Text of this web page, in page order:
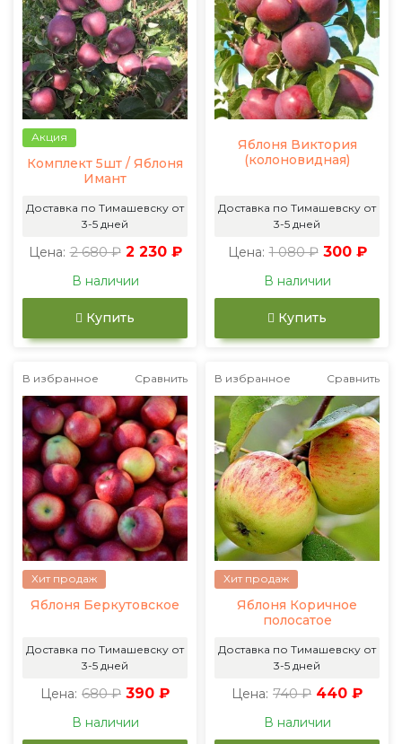
Акция
Комплект 5шт / Яблоня
Имант
Доставка по Тимашевску от
3-5 дней
Цена: 2 680 ₽ 2 230 ₽
В наличии
Купить
Яблоня Виктория
(колоновидная)
Доставка по Тимашевску от
3-5 дней
Цена: 1 080 ₽ 300 ₽
В наличии
Купить
В избранное Сравнить
Хит продаж
Яблоня Беркутовское
Доставка по Тимашевску от
3-5 дней
Цена: 680 ₽ 390 ₽
В наличии
В избранное Сравнить
Хит продаж
Яблоня Коричное
полосатое
Доставка по Тимашевску от
3-5 дней
Цена: 740 ₽ 440 ₽
В наличии